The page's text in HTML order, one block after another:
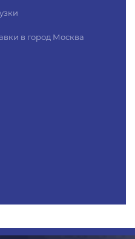
в город Москва